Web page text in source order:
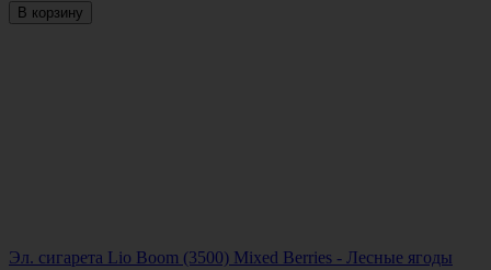
В корзину
Эл. сигарета Lio Boom (3500) Mixed Berries - Лесные ягоды